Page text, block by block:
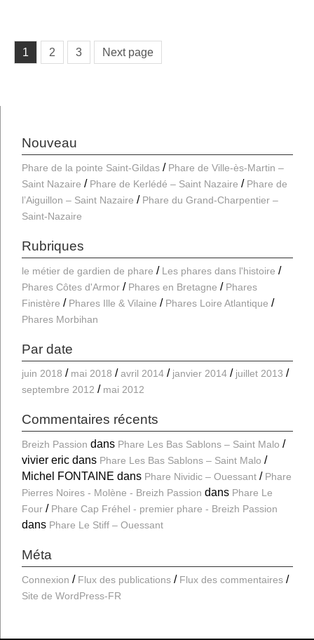
Pagination
Page
1 Page
2 Page
3 Next page
Nouveau
Phare de la pointe Saint-Gildas
Phare de Ville-ès-Martin –
Saint Nazaire
Phare de Kerlédé – Saint Nazaire
Phare de
l’Aiguillon – Saint Nazaire
Phare du Grand-Charpentier –
Saint-Nazaire
Rubriques
le métier de gardien de phare
Les phares dans l'histoire
Phares Côtes d'Armor
Phares en Bretagne
Phares
Finistère
Phares Ille & Vilaine
Phares Loire Atlantique
Phares Morbihan
Par date
juin 2018 mai 2018 avril 2014 janvier 2014
juillet 2013
septembre 2012
mai 2012
Commentaires récents
Breizh Passion dans Phare Les Bas Sablons – Saint Malo
vivier eric dans Phare Les Bas Sablons – Saint Malo
Michel FONTAINE dans Phare Nividic – Ouessant
Phare
Pierres Noires - Molène - Breizh Passion dans Phare Le
Four
Phare Cap Fréhel - premier phare - Breizh Passion
dans Phare Le Stiff – Ouessant
Méta
Connexion Flux des publications
Flux des commentaires
Site de WordPress-FR